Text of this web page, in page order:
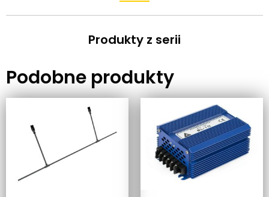
Produkty z serii
Podobne produkty